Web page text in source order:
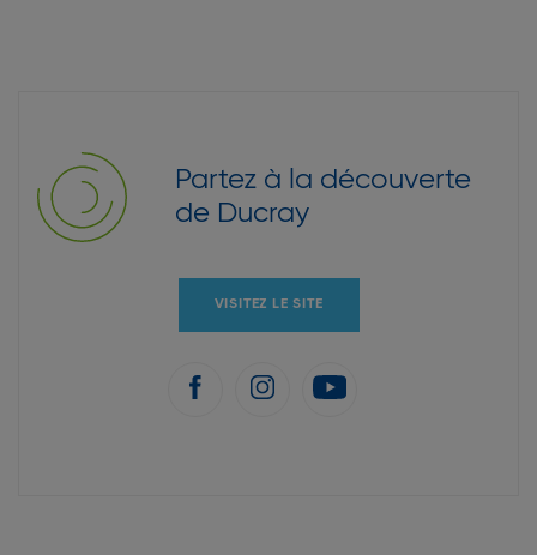
Partez à la découverte
de Ducray
VISITEZ LE SITE